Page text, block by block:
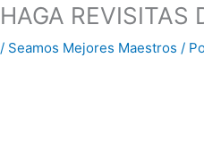
HAGA REVISITAS
/ Seamos Mejores Maestros /